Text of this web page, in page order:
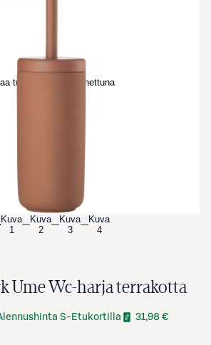
tuotekuva suurennettuna
Kuva
1
Kuva
2
Kuva
3
Kuva
4
Ume Wc-harja terrakotta
S-Etukortilla 31,98 €